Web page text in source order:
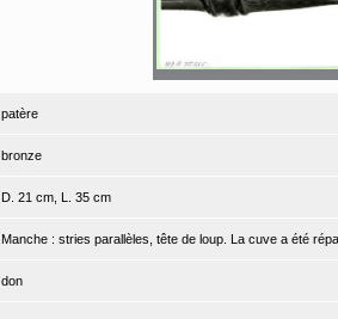
patère
bronze
D. 21 cm, L. 35 cm
Manche : stries parallèles, tête de loup. La cuve a été
don